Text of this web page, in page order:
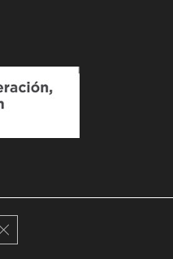
el banner de cookies RGPD